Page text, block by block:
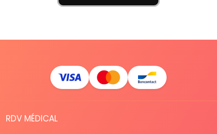
RDV MÉDICAL